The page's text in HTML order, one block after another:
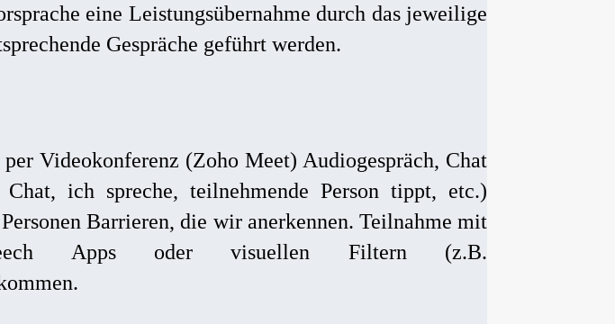
eine Leistungsübernahme durch das jeweilige
Gespräche geführt werden.
Videokonferenz (Zoho Meet) Audiogespräch, Chat
ich spreche, teilnehmende Person tippt, etc.)
Barrieren, die wir anerkennen. Teilnahme mit
Apps oder visuellen Filtern (z.B.